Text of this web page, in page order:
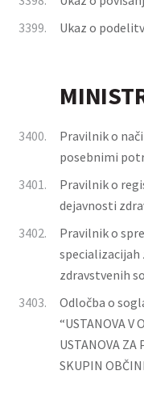
3399.
Ukaz o
3400.
Pravilnik o
posebnimi
3401.
Pravilnik o
dejavnosti
3402.
Pravilnik o
specializacijah
zdravstvenih
3403.
Odločba o
“USTANOVA V
USTANOVA ZA
SKUPIN